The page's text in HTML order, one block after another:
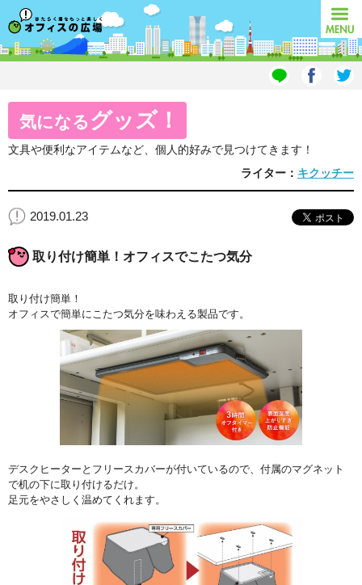
オフィスの広場 MENU
気になる グッズ！
文具や便利なアイテムなど、個人的好みで見つけてきます！
ライター： キクッチー
2019.01.23
取り付け簡単！オフィスでこたつ気分
取り付け簡単！
オフィスで簡単にこたつ気分を味わえる製品です。
デスクヒーターとフリースカバーが付いているので、付属のマグネット
で机の下に取り付けるだけ。
足元をやさしく温めてくれます。